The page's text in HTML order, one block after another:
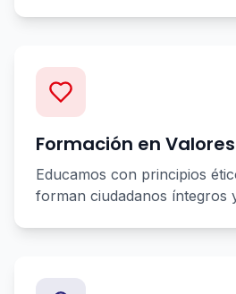
Formación en Valores
Educamos con principios
forman ciudadanos íntegros